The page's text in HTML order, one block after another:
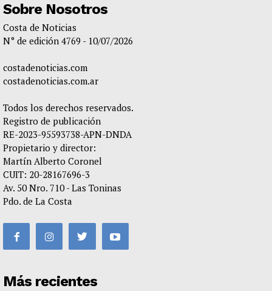
Sobre Nosotros
Costa de Noticias
N° de edición 4769 - 10/07/2026
costadenoticias.com
costadenoticias.com.ar
Todos los derechos reservados.
Registro de publicación
RE-2023-95593738-APN-DNDA
Propietario y director:
Martín Alberto Coronel
CUIT: 20-28167696-3
Av. 50 Nro. 710 - Las Toninas
Pdo. de La Costa
Más recientes